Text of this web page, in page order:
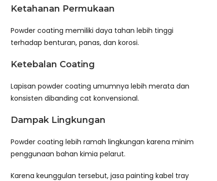
Ketahanan Permukaan
Powder coating memiliki daya tahan lebih tinggi
terhadap benturan, panas, dan korosi.
Ketebalan Coating
Lapisan powder coating umumnya lebih merata dan
konsisten dibanding cat konvensional.
Dampak Lingkungan
Powder coating lebih ramah lingkungan karena minim
penggunaan bahan kimia pelarut.
Karena keunggulan tersebut, jasa painting kabel tray